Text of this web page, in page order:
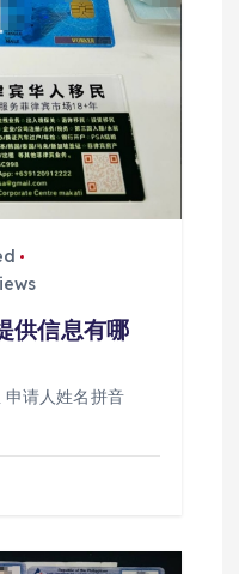
供信息有哪
请人姓名拼音